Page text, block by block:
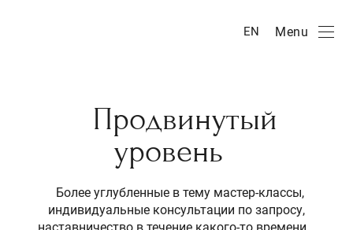
EN Menu
Продвинутый
уровень
Более углубленные в тему мастер-классы,
индивидуальные консультации по запросу,
наставничество в течение какого-то времени.